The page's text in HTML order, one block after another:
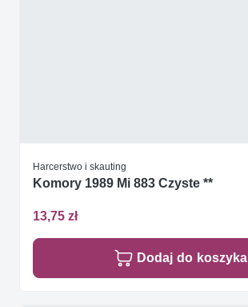
Harcerstwo i skauting
Komory 1989 Mi 883 Czyste **
13,75 zł
Dodaj do koszyka